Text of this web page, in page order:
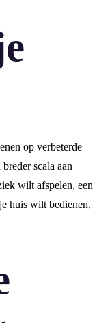
op verbeterde
scala aan
wilt afspelen, een
huis wilt bedienen,